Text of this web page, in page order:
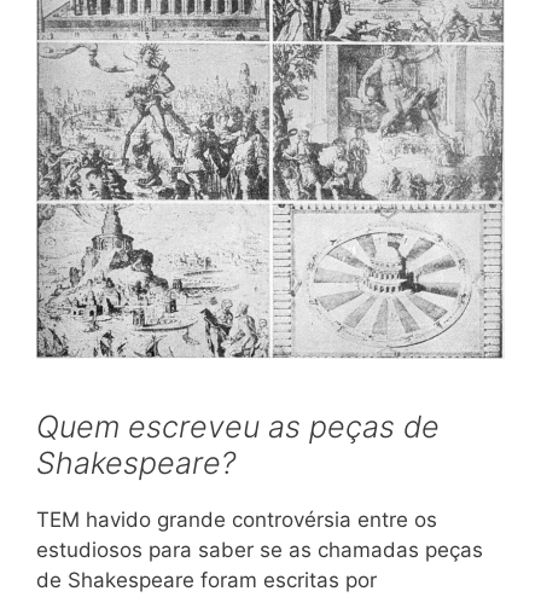
Quem escreveu as peças de
Shakespeare?
TEM havido grande controvérsia entre os
estudiosos para saber se as chamadas peças
de Shakespeare foram escritas por